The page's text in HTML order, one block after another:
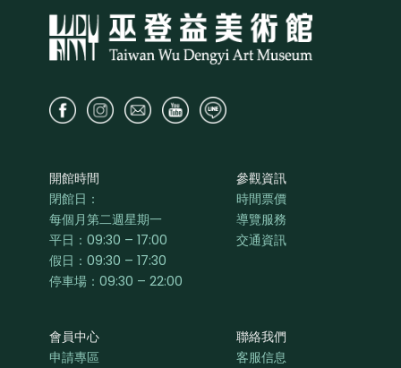
開館時間
閉館日：
每個月第二週星期一
平日： 09:30 – 17:00
假日：09:30 – 17:30
停車場：09:30 – 22:00
參觀資訊
時間票價
導覽服務
交通資訊
會員中心
申請專區
聯絡我們
客服信息